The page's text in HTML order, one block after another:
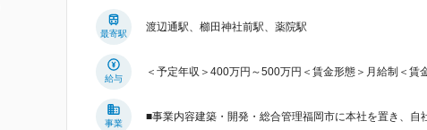
最寄駅
渡辺通駅、櫛田神社前駅、薬院駅
給与
＜予定年収＞400万円～500万円＜賃金形態＞月給制＜賃
事業
■事業内容建築・開発・総合管理福岡市に本社を置き、自